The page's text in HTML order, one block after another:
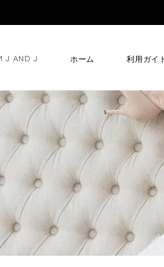
J AND J ホーム 利用ガイ